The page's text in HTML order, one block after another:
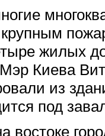
крупным
жилых
Киева
из
под
востоке